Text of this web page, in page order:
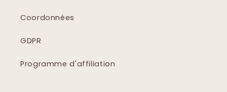
Coordonnées
GDPR
Programme d'affiliation